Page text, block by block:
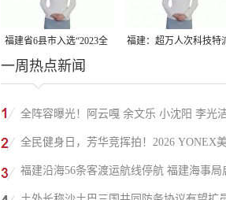
福建省6县市入选“2023全
国县域发展潜力百强县”
福建：超万人次科技特
一周热点新闻
全阵容曝光！阿云嘎 余文乐 小沈阳 李光
加盟《披荆斩棘2026》
全民健身日，芳华竞挥拍！2026 YONEX
上场女子网球交流赛厦门站揭幕
福建沿海56条客渡运航线停航 福建海事局